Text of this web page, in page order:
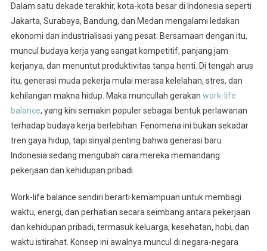
Dalam satu dekade terakhir, kota-kota besar di Indonesia seperti
Jakarta, Surabaya, Bandung, dan Medan mengalami ledakan
ekonomi dan industrialisasi yang pesat. Bersamaan dengan itu,
muncul budaya kerja yang sangat kompetitif, panjang jam
kerjanya, dan menuntut produktivitas tanpa henti. Di tengah arus
itu, generasi muda pekerja mulai merasa kelelahan, stres, dan
kehilangan makna hidup. Maka muncullah gerakan work-life
balance, yang kini semakin populer sebagai bentuk perlawanan
terhadap budaya kerja berlebihan. Fenomena ini bukan sekadar
tren gaya hidup, tapi sinyal penting bahwa generasi baru
Indonesia sedang mengubah cara mereka memandang
pekerjaan dan kehidupan pribadi.
Work-life balance sendiri berarti kemampuan untuk membagi
waktu, energi, dan perhatian secara seimbang antara pekerjaan
dan kehidupan pribadi, termasuk keluarga, kesehatan, hobi, dan
waktu istirahat. Konsep ini awalnya muncul di negara-negara